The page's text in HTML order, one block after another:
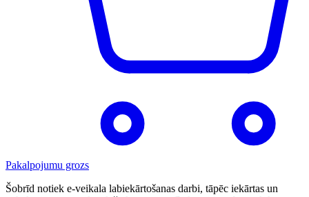
Pakalpojumu grozs
Šobrīd notiek e-veikala labiekārtošanas darbi, tāpēc iekārtas un